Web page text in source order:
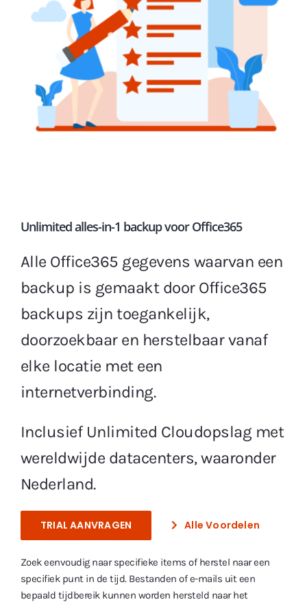
Unlimited alles-in-1 backup voor Office365
Alle Office365 gegevens waarvan een
backup is gemaakt door Office365
backups zijn toegankelijk,
doorzoekbaar en herstelbaar vanaf
elke locatie met een
internetverbinding.
Inclusief Unlimited Cloudopslag met
wereldwijde datacenters, waaronder
Nederland.
TRIAL AANVRAGEN Alle Voordelen
Zoek eenvoudig naar specifieke items of herstel naar een
specifiek punt in de tijd. Bestanden of e-mails uit een
bepaald tijdbereik kunnen worden hersteld naar het